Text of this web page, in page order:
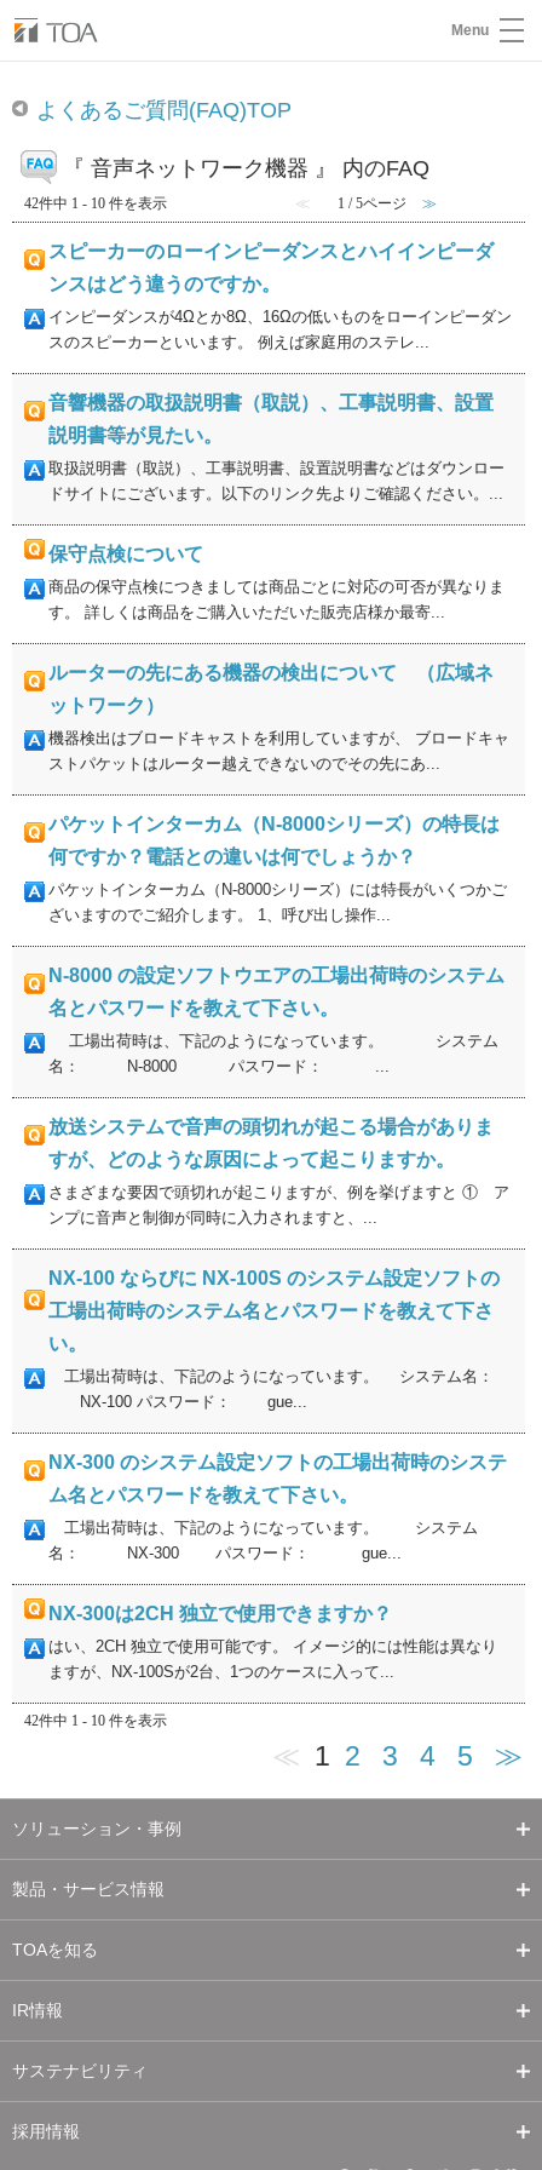
Menu
よくあるご質問(FAQ)TOP
『 音声ネットワーク機器 』 内のFAQ
42件中 1 - 10 件を表示 ≪ 1 / 5ページ ≫
スピーカーのローインピーダンスとハイインピーダ
ンスはどう違うのですか。
インピーダンスが4Ωとか8Ω、16Ωの低いものをローインピーダン
スのスピーカーといいます。 例えば家庭用のステレ...
音響機器の取扱説明書（取説）、工事説明書、設置
説明書等が見たい。
取扱説明書（取説）、工事説明書、設置説明書などはダウンロー
ドサイトにございます。以下のリンク先よりご確認ください。...
保守点検について
商品の保守点検につきましては商品ごとに対応の可否が異なりま
す。 詳しくは商品をご購入いただいた販売店様か最寄...
ルーターの先にある機器の検出について （広域ネ
ットワーク）
機器検出はブロードキャストを利用していますが、 ブロードキャ
ストパケットはルーター越えできないのでその先にあ...
パケットインターカム（N-8000シリーズ）の特長は
何ですか？電話との違いは何でしょうか？
パケットインターカム（N-8000シリーズ）には特長がいくつかご
ざいますのでご紹介します。 1、呼び出し操作...
N-8000 の設定ソフトウエアの工場出荷時のシステム
名とパスワードを教えて下さい。
工場出荷時は、下記のようになっています。 システム
名： N-8000 パスワード： ...
放送システムで音声の頭切れが起こる場合がありま
すが、どのような原因によって起こりますか。
さまざまな要因で頭切れが起こりますが、例を挙げますと ① ア
ンプに音声と制御が同時に入力されますと、...
NX-100 ならびに NX-100S のシステム設定ソフトの
工場出荷時のシステム名とパスワードを教えて下さ
い。
工場出荷時は、下記のようになっています。 システム名：
NX-100 パスワード： gue...
NX-300 のシステム設定ソフトの工場出荷時のシステ
ム名とパスワードを教えて下さい。
工場出荷時は、下記のようになっています。 システム
名： NX-300 パスワード： gue...
NX-300は2CH 独立で使用できますか？
はい、2CH 独立で使用可能です。 イメージ的には性能は異なり
ますが、NX-100Sが2台、1つのケースに入って...
42件中 1 - 10 件を表示
≪ 1 2 3 4 5 ≫
ソリューション・事例
製品・サービス情報
TOAを知る
IR情報
サステナビリティ
採用情報